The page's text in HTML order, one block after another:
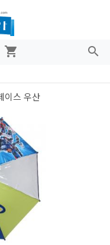
shopping_cart search
이스 우산